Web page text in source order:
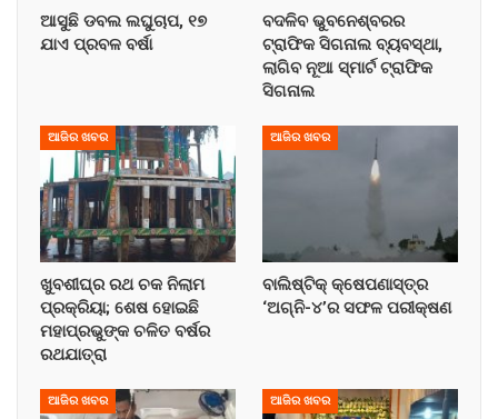
ଆସୁଛି ଡବଲ ଲଘୁଚାପ, ୧୭
ଯାଏ ପ୍ରବଳ ବର୍ଷା
ବଦଳିବ ଭୁବନେଶ୍ବରର
ଟ୍ରାଫିକ ସିଗନାଲ ବ୍ୟବସ୍ଥା,
ଲାଗିବ ନୂଆ ସ୍ମାର୍ଟ ଟ୍ରାଫିକ
ସିଗନାଲ
ଆଜିର ଖବର
ଖୁବଶୀଘ୍ର ରଥ ଚକ ନିଲାମ
ପ୍ରକ୍ରିୟା; ଶେଷ ହୋଇଛି
ମହାପ୍ରଭୁଙ୍କ ଚଳିତ ବର୍ଷର
ରଥଯାତ୍ରା
ଆଜିର ଖବର
ବାଲିଷ୍ଟିକ୍ କ୍ଷେପଣାସ୍ତ୍ର
‘ଅଗ୍ନି-୪’ର ସଫଳ ପରୀକ୍ଷଣ
ଆଜିର ଖବର ଆଜିର ଖବର